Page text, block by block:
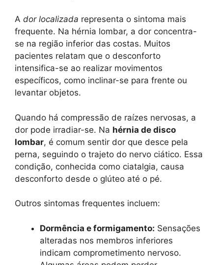
A dor localizada representa o sintoma mais
frequente. Na hérnia lombar, a dor concentra-
se na região inferior das costas. Muitos
pacientes relatam que o desconforto
intensifica-se ao realizar movimentos
específicos, como inclinar-se para frente ou
levantar objetos.
Quando há compressão de raízes nervosas, a
dor pode irradiar-se. Na hérnia de disco
lombar, é comum sentir dor que desce pela
perna, seguindo o trajeto do nervo ciático. Essa
condição, conhecida como ciatalgia, causa
desconforto desde o glúteo até o pé.
Outros sintomas frequentes incluem:
Dormência e formigamento: Sensações
alteradas nos membros inferiores
indicam comprometimento nervoso.